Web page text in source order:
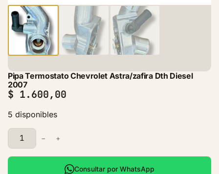
Pipa Termostato Chevrolet Astra/zafira Dth Diesel
2007
$ 1.600,00
5 disponibles
P
i
p
− +
Consultar por WhatsApp